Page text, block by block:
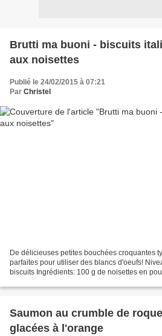
Brutti ma buoni - biscuits
aux noisettes
Publié le 24/02/2015 à 07:21
Par Christel
De délicieuses petites bouchées croquantes
parfaites pour utiliser des blancs d'oeufs!
biscuits Ingrédients: 100 g de noisettes en
Saumon au crumble de
glacées à l'orange